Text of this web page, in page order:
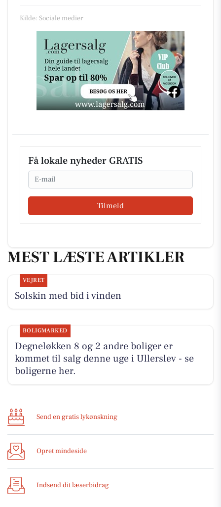
Kilde: Sociale medier
Få lokale nyheder GRATIS
Email
Tilmeld
MEST LÆSTE ARTIKLER
VEJRET
Solskin med bid i vinden
BOLIGMARKED
Degneløkken 8 og 2 andre boliger er
kommet til salg denne uge i Ullerslev - se
boligerne her.
Send en gratis lykønskning
Opret mindeside
Indsend dit læserbidrag